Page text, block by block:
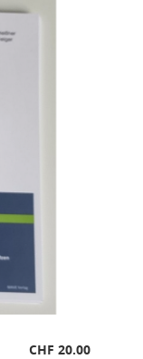
CHF 20.00